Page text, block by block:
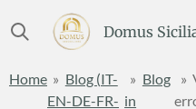
al
principale
Domus
Home » Blog (IT-
EN-DE-FR-
» Blog
in
»